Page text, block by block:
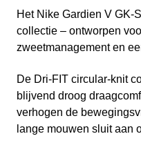
Het Nike Gardien V GK-
collectie – ontworpen
zweetmanagement en
De Dri-FIT circular-knit
blijvend droog
verhogen de
lange mouwen sluit aan